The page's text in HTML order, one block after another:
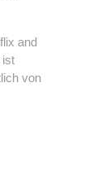
and
ist
von